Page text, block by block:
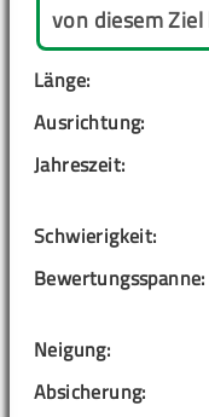
von diesem
Länge:
Ausrichtung:
Jahreszeit:
Schwierigkeit:
Bewertungsspanne:
Neigung:
Absicherung: